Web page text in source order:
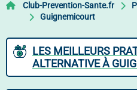
Club-Prevention-Sante.fr
Guignemicourt
LES MEILLEURS
ALTERNATIVE À